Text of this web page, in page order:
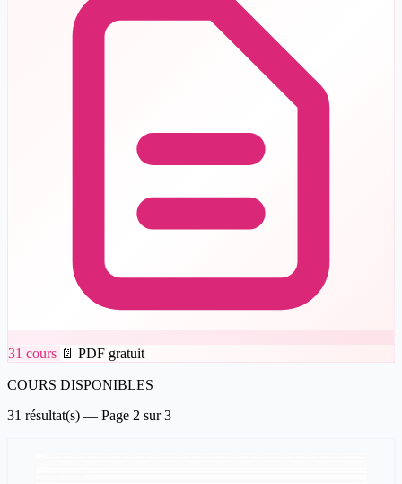
31 cours 📄 PDF gratuit
COURS DISPONIBLES
31 résultat(s) — Page 2 sur 3